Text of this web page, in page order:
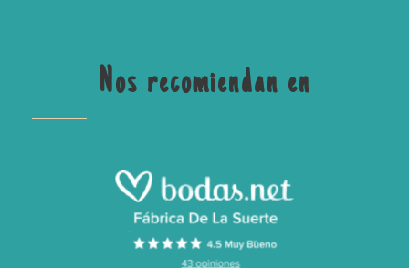
Nos recomiendan en